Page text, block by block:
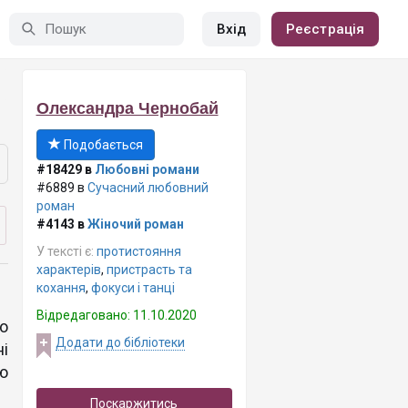
Вхід Реєстрація
Олександра Чернобай
Подобається
#18429 в Любовні романи
#6889 в Сучасний любовний
роман
#4143 вЖіночий роман
У тексті є: протистояння
характерів, пристрасть та
кохання, фокуси і танці
Відредаговано: 11.10.2020
Додати до бібліотеки
Поскаржитись